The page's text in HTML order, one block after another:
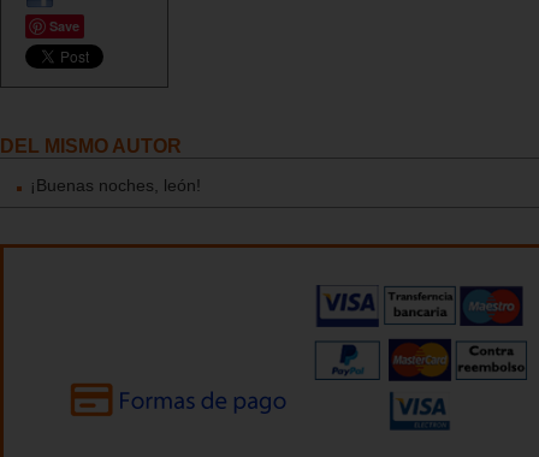
Save
DEL MISMO AUTOR
¡Buenas noches, león!